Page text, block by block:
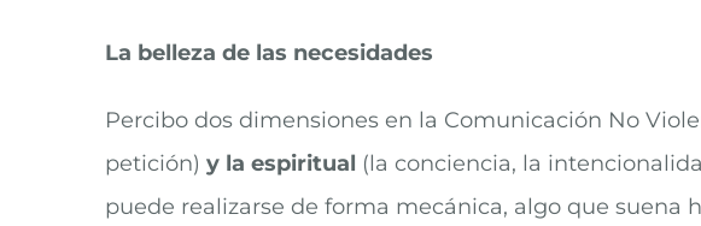
La belleza de las necesidades
Percibo dos dimensiones en la Comunicación No
petición) y la espiritual (la conciencia, la
puede realizarse de forma mecánica, algo que suena